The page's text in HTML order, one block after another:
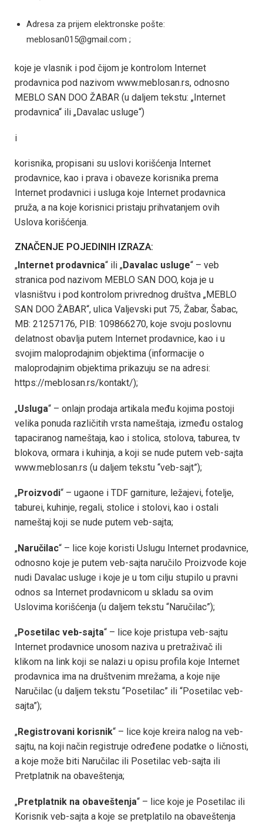
Adresa za prijem elektronske pošte:
meblosan015@gmail.com ;
koje je vlasnik i pod čijom je kontrolom Internet
prodavnica pod nazivom www.meblosan.rs, odnosno
MEBLO SAN DOO ŽABAR (u daljem tekstu: „Internet
prodavnica“ ili „Davalac usluge“)
i
korisnika, propisani su uslovi korišćenja Internet
prodavnice, kao i prava i obaveze korisnika prema
Internet prodavnici i usluga koje Internet prodavnica
pruža, a na koje korisnici pristaju prihvatanjem ovih
Uslova korišćenja.
ZNAČENJE POJEDINIH IZRAZA:
„Internet prodavnica“ ili „Davalac usluge“ – veb
stranica pod nazivom MEBLO SAN DOO, koja je u
vlasništvu i pod kontrolom privrednog društva „MEBLO
SAN DOO ŽABAR“, ulica Valjevski put 75, Žabar, Šabac,
MB: 21257176, PIB: 109866270, koje svoju poslovnu
delatnost obavlja putem Internet prodavnice, kao i u
svojim maloprodajnim objektima (informacije o
maloprodajnim objektima prikazuju se na adresi:
https://meblosan.rs/kontakt/);
„Usluga“ – onlajn prodaja artikala među kojima postoji
velika ponuda različitih vrsta nameštaja, između ostalog
tapaciranog nameštaja, kao i stolica, stolova, taburea, tv
blokova, ormara i kuhinja, a koji se nude putem veb-sajta
www.meblosan.rs (u daljem tekstu “veb-sajt”);
„Proizvodi“ – ugaone i TDF garniture, ležajevi, fotelje,
taburei, kuhinje, regali, stolice i stolovi, kao i ostali
nameštaj koji se nude putem veb-sajta;
„Naručilac“ – lice koje koristi Uslugu Internet prodavnice,
odnosno koje je putem veb-sajta naručilo Proizvode koje
nudi Davalac usluge i koje je u tom cilju stupilo u pravni
odnos sa Internet prodavnicom u skladu sa ovim
Uslovima korišćenja (u daljem tekstu “Naručilac”);
„Posetilac veb-sajta“ – lice koje pristupa veb-sajtu
Internet prodavnice unosom naziva u pretraživač ili
klikom na link koji se nalazi u opisu profila koje Internet
prodavnica ima na društvenim mrežama, a koje nije
Naručilac (u daljem tekstu “Posetilac” ili “Posetilac veb-
sajta”);
„Registrovani korisnik“ – lice koje kreira nalog na veb-
sajtu, na koji način registruje određene podatke o ličnosti,
a koje može biti Naručilac ili Posetilac veb-sajta ili
Pretplatnik na obaveštenja;
„Pretplatnik na obaveštenja“ – lice koje je Posetilac ili
Korisnik veb-sajta a koje se pretplatilo na obaveštenja